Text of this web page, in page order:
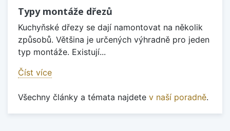
Typy montáže dřezů
Kuchyňské dřezy se dají namontovat na několik
způsobů. Většina je určených výhradně pro jeden
typ montáže. Existují...
Číst více
Všechny články a témata najdete v naší poradně.